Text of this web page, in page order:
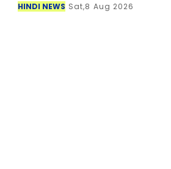
HINDI NEWS Sat,8 Aug 2026